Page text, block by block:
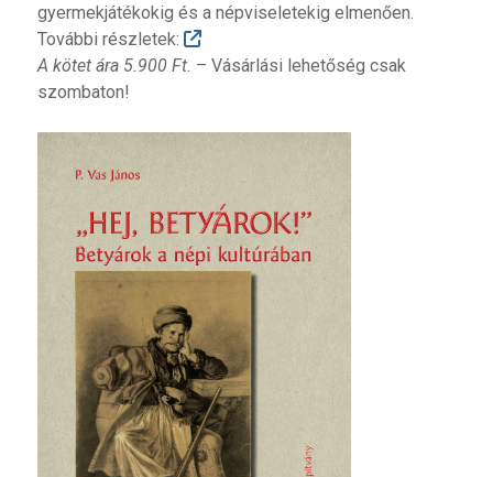
gyermekjátékokig és a népviseletekig elmenően.
További részletek:
A kötet ára 5.900 Ft. – Vásárlási lehetőség csak
szombaton!